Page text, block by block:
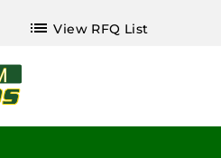
list View RFQ List